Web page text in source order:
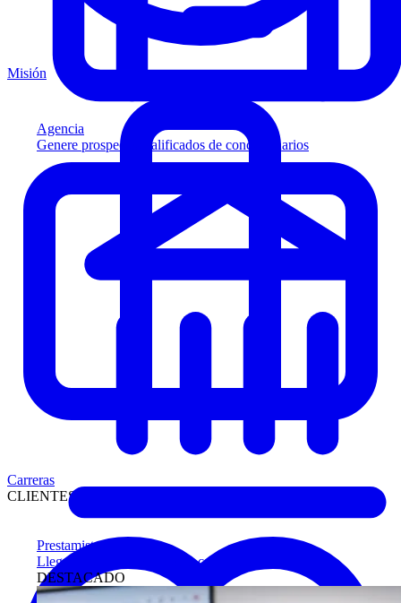
Agencia
Genere prospectos calificados de concesionarios
Prestamistas
Llegue antes a compradores calificados
DESTACADO
Misión
Carreras
CLIENTES